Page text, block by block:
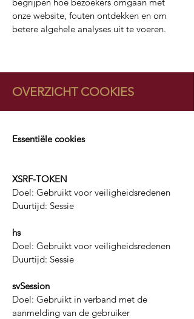
onze website, fouten ontdekken en om
betere algehele analyses uit te voeren.
OVERZICHT COOKIES
Essentiële cookies
XSRF-TOKEN
Doel: Gebruikt voor veiligheidsredenen
Duurtijd: Sessie
hs
Doel: Gebruikt voor veiligheidsredenen
Duurtijd: Sessie
svSession
Doel: Gebruikt in verband met de
aanmelding van de gebruiker